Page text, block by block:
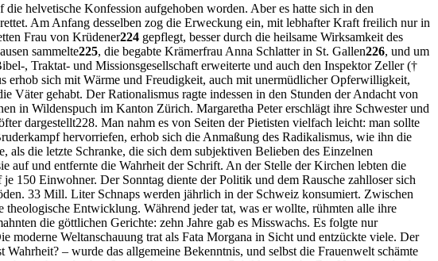
helvetische Konfession aufgehoben worden. Aber es hatte sich in den
Am Anfang desselben zog die Erweckung ein, mit lebhafter Kraft freilich nur in
Frau von Krüdener224 gepflegt, besser durch die heilsame Wirksamkeit des
sammelte225, die begabte Krämerfrau Anna Schlatter in St. Gallen226, und um
, Traktat- und Missionsgesellschaft erweiterte und auch den Inspektor Zeller (†
erhob sich mit Wärme und Freudigkeit, auch mit unermüdlicher Opferwilligkeit,
Väter gehabt. Der Rationalismus ragte indessen in den Stunden der Andacht von
in Wildenspuch im Kanton Zürich. Margaretha Peter erschlägt ihre Schwester und
dargestellt228. Man nahm es von Seiten der Pietisten vielfach leicht: man sollte
hervorriefen, erhob sich die Anmaßung des Radikalismus, wie ihn die
die letzte Schranke, die sich dem subjektiven Belieben des Einzelnen
auf und entfernte die Wahrheit der Schrift. An der Stelle der Kirchen lebten die
150 Einwohner. Der Sonntag diente der Politik und dem Rausche zahlloser sich
33 Mill. Liter Schnaps werden jährlich in der Schweiz konsumiert. Zwischen
theologische Entwicklung. Während jeder tat, was er wollte, rühmten alle ihre
die göttlichen Gerichte: zehn Jahre gab es Misswachs. Es folgte nur
Weltanschauung trat als Fata Morgana in Sicht und entzückte viele. Der
– wurde das allgemeine Bekenntnis, und selbst die Frauenwelt schämte